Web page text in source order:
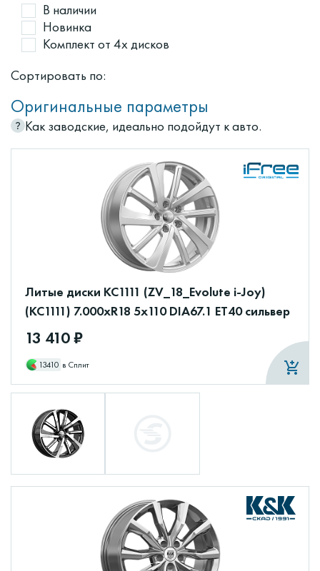
В наличии
Новинка
Комплект от 4х дисков
Сортировать по:
Оригинальные параметры
Как заводские, идеально подойдут к авто.
Литые диски КС1111 (ZV_18_Evolute i-Joy)
(КС1111) 7.000xR18 5x110 DIA67.1 ET40 сильвер
13 410 ₽
13410 в Сплит